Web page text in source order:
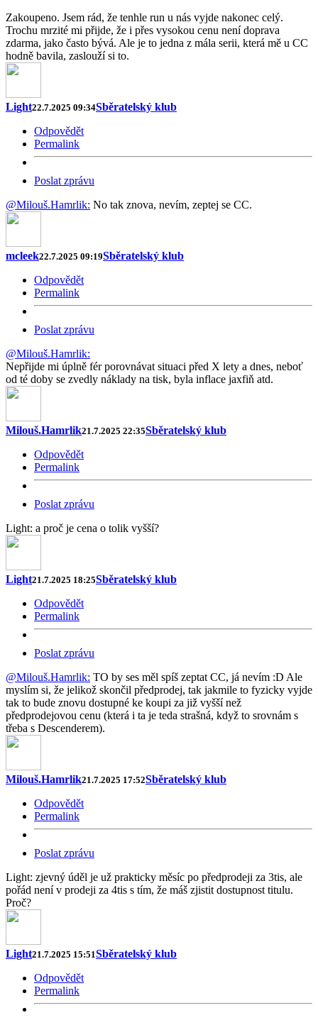
Zakoupeno. Jsem rád, že tenhle run u nás vyjde nakonec celý.
Trochu mrzité mi přijde, že i přes vysokou cenu není doprava
zdarma, jako často bývá. Ale je to jedna z mála serii, která mě u CC
hodně bavila, zaslouží si to.
Light22.7.2025 09:34Sběratelský klub
Odpovědět
Permalink
Poslat zprávu
@Milouš.Hamrlik: No tak znova, nevím, zeptej se CC.
mcleek22.7.2025 09:19Sběratelský klub
Odpovědět
Permalink
Poslat zprávu
@Milouš.Hamrlik:
Nepřijde mi úplně fér porovnávat situaci před X lety a dnes, neboť
od té doby se zvedly náklady na tisk, byla inflace jaxfiň atd.
Milouš.Hamrlik21.7.2025 22:35Sběratelský klub
Odpovědět
Permalink
Poslat zprávu
Light: a proč je cena o tolik vyšší?
Light21.7.2025 18:25Sběratelský klub
Odpovědět
Permalink
Poslat zprávu
@Milouš.Hamrlik: TO by ses měl spíš zeptat CC, já nevím :D Ale
myslím si, že jelikož skončil předprodej, tak jakmile to fyzicky vyjde
tak to bude znovu dostupné ke koupi za již vyšší než
předprodejovou cenu (která i ta je teda strašná, když to srovnám s
třeba s Descenderem).
Milouš.Hamrlik21.7.2025 17:52Sběratelský klub
Odpovědět
Permalink
Poslat zprávu
Light: zjevný úděl je už prakticky měsíc po předprodeji za 3tis, ale
pořád není v prodeji za 4tis s tím, že máš zjistit dostupnost titulu.
Proč?
Light21.7.2025 15:51Sběratelský klub
Odpovědět
Permalink